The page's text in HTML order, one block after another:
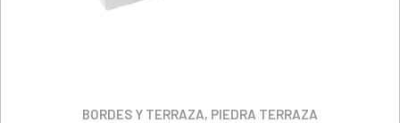
BORDES Y TERRAZA, PIEDRA TERRAZA